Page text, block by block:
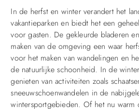
In de herfst en winter verandert het
vakantieparken en biedt het een
voor gasten. De gekleurde bladeren
maken van de omgeving een waar
voor het maken van wandelingen en
de natuurlijke schoonheid. In de
genieten van activiteiten zoals
sneeuwschoenwandelen in de
wintersportgebieden. Of het nu warm